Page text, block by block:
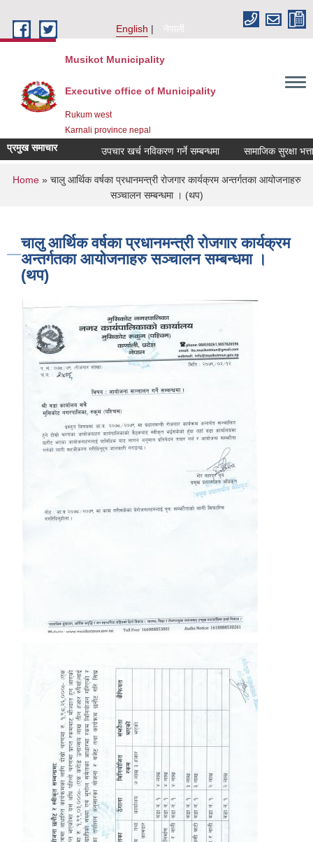
English
नेपाली
Musikot Municipality
Executive office of Municipality
Rukum west
Karnali province nepal
प्रमुख समाचार उपचार खर्च नविकरण गर्ने सम्बन्धमा
You are here
Home» चालु आर्थिक वर्षका प्रधानमन्त्री रोजगार कार्यक्रम अन्तर्गतका आयोजनाहरु
सञ्चालन सम्बन्धमा । (थप)
चालु आर्थिक वर्षका प्रधानमन्त्री रोजगार कार्यक्रम
अन्तर्गतका आयोजनाहरु सञ्चालन सम्बन्धमा ।
(थप)